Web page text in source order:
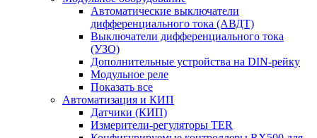
Автоматические выключатели
дифференциального тока (АВДТ)
Выключатели дифференциального тока
(УЗО)
Дополнительные устройства на DIN-рейку
Модульное реле
Показать все
Автоматизация и КИП
Датчики (КИП)
Измерители-регуляторы TER